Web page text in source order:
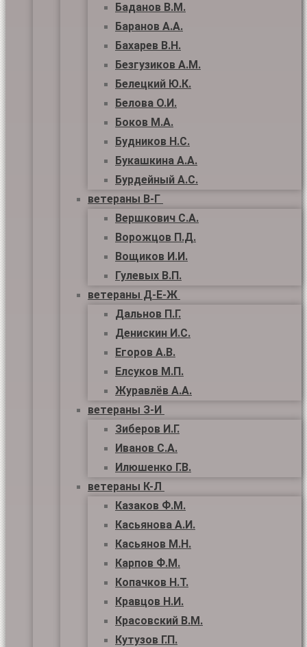
Баданов В.М.
Баранов А.А.
Бахарев В.Н.
Безгузиков А.М.
Белецкий Ю.К.
Белова О.И.
Боков М.А.
Будников Н.С.
Букашкина А.А.
Бурдейный А.С.
ветераны В-Г
Вершкович С.А.
Ворожцов П.Д.
Вощиков И.И.
Гулевых В.П.
ветераны Д-Е-Ж
Дальнов П.Г.
Денискин И.С.
Егоров А.В.
Елсуков М.П.
Журавлёв А.А.
ветераны З-И
Зиберов И.Г.
Иванов С.А.
Илюшенко Г.В.
ветераны К-Л
Казаков Ф.М.
Касьянова А.И.
Касьянов М.Н.
Карпов Ф.М.
Копачков Н.Т.
Кравцов Н.И.
Красовский В.М.
Кутузов Г.П.